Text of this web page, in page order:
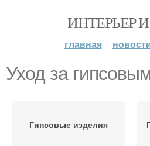
ИНТЕРЬЕР
главная
Уход за
Гипсовые изделия